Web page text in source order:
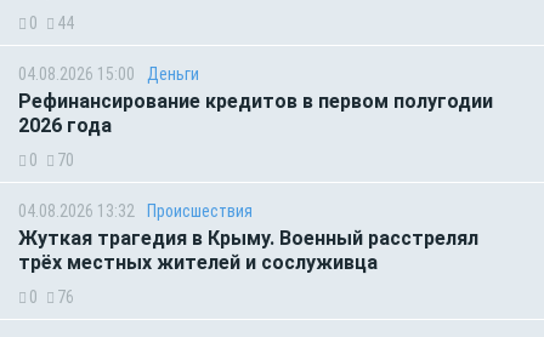
0 44
04.08.2026 15:00 Деньги
Рефинансирование кредитов в первом полугодии
2026 года
0 70
04.08.2026 13:32 Происшествия
Жуткая трагедия в Крыму. Военный расстрелял
трёх местных жителей и сослуживца
0 76